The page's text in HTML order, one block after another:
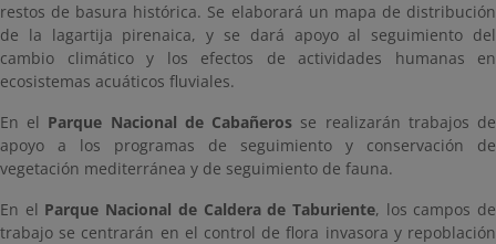
restos de basura histórica. Se elaborará un mapa de distribución
de la lagartija pirenaica, y se dará apoyo al seguimiento del
cambio climático y los efectos de actividades humanas en
ecosistemas acuáticos fluviales.
En el Parque Nacional de Cabañeros se realizarán trabajos de
apoyo a los programas de seguimiento y conservación de
vegetación mediterránea y de seguimiento de fauna.
En el Parque Nacional de Caldera de Taburiente, los campos de
trabajo se centrarán en el control de flora invasora y repoblación